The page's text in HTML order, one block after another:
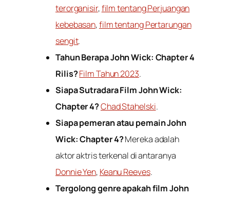
terorganisir,film tentang Perjuangan
kebebasan,film tentang Pertarungan
sengit.
Tahun Berapa John Wick: Chapter 4
Rilis?Film Tahun 2023.
Siapa Sutradara Film John Wick:
Chapter 4?Chad Stahelski.
Siapa pemeran atau pemain John
Wick: Chapter 4?Mereka adalah
aktor aktris terkenal di antaranya
Donnie Yen, Keanu Reeves.
Tergolong genre apakah film John